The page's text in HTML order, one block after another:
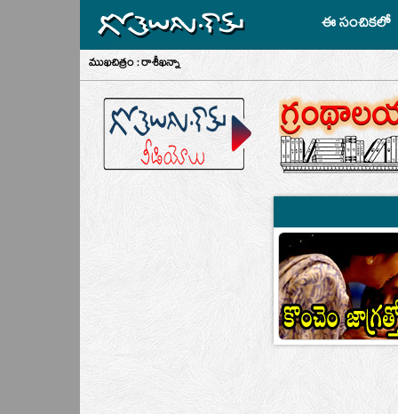
ఈ సంచికలో
ముఖచిత్రం : రాశీఖన్నా